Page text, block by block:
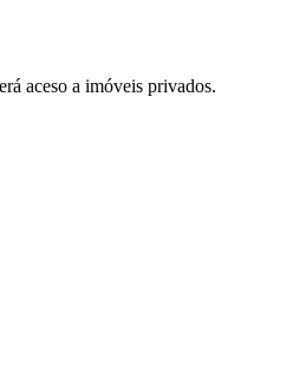
aceso a imóveis privados.